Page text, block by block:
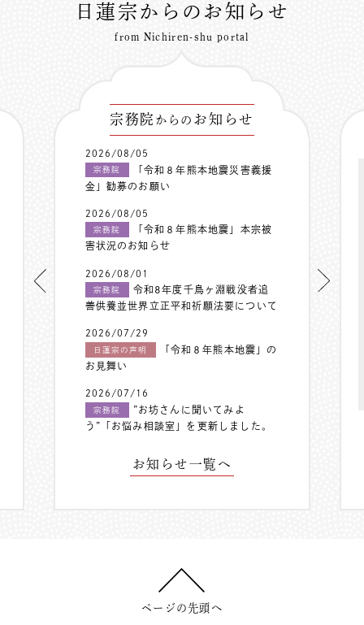
日蓮宗からのお知らせ
from Nichiren-shu portal
宗務院 からの お知らせ
2026/08/05
宗務院
「令和８年熊本地震災害義援
金」勧募のお願い
2026/08/05
宗務院
「令和８年熊本地震」本宗被
害状況のお知らせ
2026/08/01
宗務院
令和8年度千鳥ヶ淵戦没者追
善供養並世界立正平和祈願法要について
2026/07/29
日蓮宗の声明
「令和８年熊本地震」の
お見舞い
2026/07/16
宗務院
”お坊さんに聞いてみよ
う”「お悩み相談室」を更新しました。
お知らせ一覧へ
ページの先頭へ